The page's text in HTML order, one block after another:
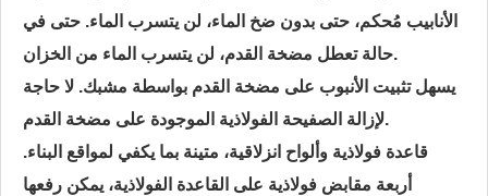
الأنابيب مُحكم، حتى بدون ضخ الماء، لن يتسرب الماء. حتى في
حالة تعطل مضخة القدم، لن يتسرب الماء من الخزان.
يسهل تثبيت الأنبوب على مضخة القدم بواسطة مشبك. لا حاجة
لإزالة الصفيحة الفولاذية الموجودة على مضخة القدم.
قاعدة فولاذية وألواح انزلاقية، متينة بما يكفي لمواقع البناء.
أربعة مقابض فولاذية على القاعدة الفولاذية، يمكن رفعها